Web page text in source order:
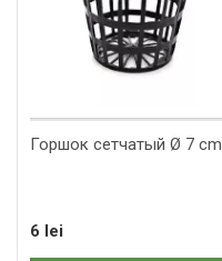
Горшок сетчатый Ø 7 cm
6 lei